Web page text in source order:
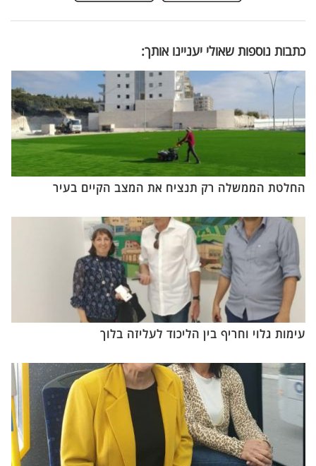
כתבות נוספות שאולי יעניינו אותך:
החלטת הממשלה רק תנציח את המצב הקיים בעיר
עימות גלוי וחריף בין הליכוד לעליזה בלוך